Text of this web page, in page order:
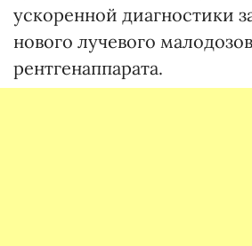
ускоренной диагностики
нового лучевого
рентгенаппарата.